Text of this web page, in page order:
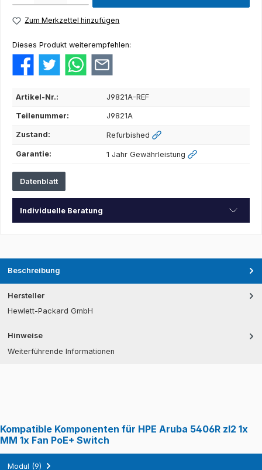
Zum Merkzettel hinzufügen
Dieses Produkt weiterempfehlen:
Artikel-Nr.: J9821A-REF
Teilenummer: J9821A
Zustand: Refurbished
Garantie: 1 Jahr Gewährleistung
Datenblatt
Individuelle Beratung
Beschreibung
Hersteller
Hewlett-Packard GmbH
Hinweise
Weiterführende Informationen
Kompatible Komponenten für HPE Aruba 5406R zl2 1x
MM 1x Fan PoE+ Switch
Modul (9)